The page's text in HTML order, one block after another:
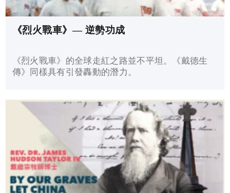
《烈火戰車》— 逆勢功成
《烈火戰車》的全球走紅之路並不平坦。《戴德生
傳》同樣具有引發轟動的潛力。